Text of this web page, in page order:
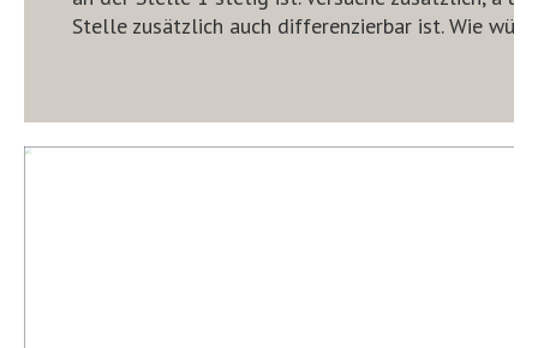
Stelle zusätzlich auch differenzierbar ist. Wie